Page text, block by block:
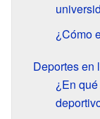
¿Cómo
Deportes en
¿En